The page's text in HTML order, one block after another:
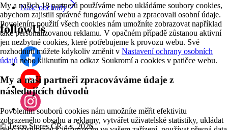
My a našich 18 partnerů používáme nebo ukládáme soubory cookies,
abychom zajistili správné fungování webu a zpracovali osobní údaje.
Povolením použití všech cookies nám umožníte zobrazovat například
také personalizovanou reklamu. V opačném případě zůstanou aktivní
jen nezbytné cookies, které potřebujeme k provozu webu. Své
rozhodnutí můžete kdykoliv změnit v Nastavení ochrany osobních
údajů nebo kliknutím na odkaz Soukromí a cookies v patičce webu.
My a naši partneři zpracováváme údaje z
následujících důvodů
Povolením souborů cookies nám umožníte měřit efektivitu
zobrazeného obsahu a reklamy, vytvářet uživatelské statistiky, ukládat
Naše obchody
followUs
©Tesco Stores ČR a.s. 2026